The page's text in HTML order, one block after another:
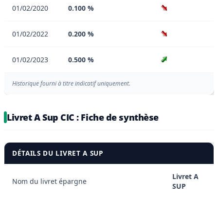
01/02/2020 0.100 %
01/02/2022 0.200 %
01/02/2023 0.500 %
Historique fourni à titre indicatif uniquement.
Livret A Sup CIC : Fiche de synthèse
DÉTAILS DU LIVRET A SUP
Nom du livret épargne
Livret A
SUP